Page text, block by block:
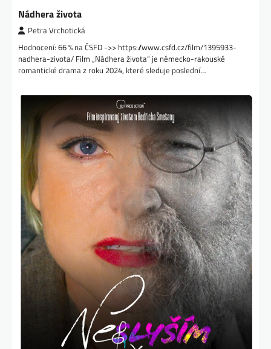
Nádhera života
Petra Vrchotická
Hodnocení: 66 % na ČSFD ->> https://www.csfd.cz/film/1395933-
nadhera-zivota/ Film „Nádhera života“ je německo-rakouské
romantické drama z roku 2024, které sleduje poslední…